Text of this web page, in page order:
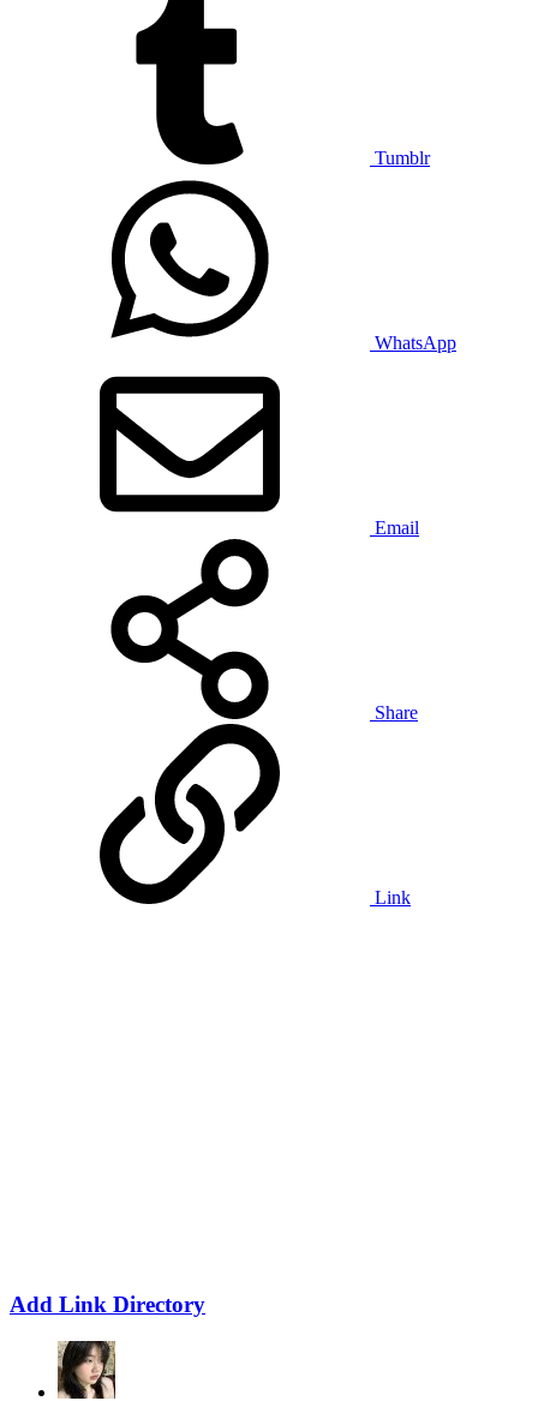
Tumblr
WhatsApp
Email
Share
Link
Add Link Directory